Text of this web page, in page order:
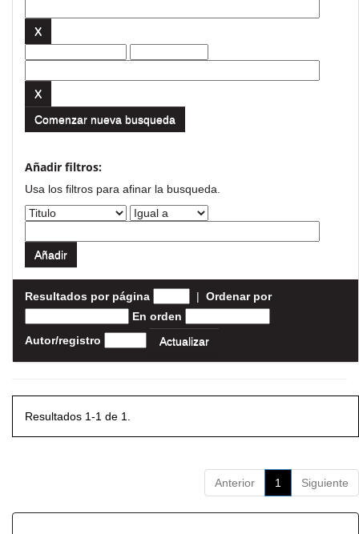
Comenzar nueva busqueda
Añadir filtros:
Usa los filtros para afinar la busqueda.
Resultados por página | Ordenar por
En orden
Autor/registro
Resultados 1-1 de 1.
Anterior 1 Siguiente